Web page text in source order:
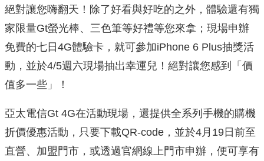
絕對讓您嗨翻天！除了好看與好吃的之外，體驗還有獨
家限量Gt螢光棒、三色筆等好禮等您來拿；現場申辦
免費的七日4G體驗卡，就可參加iPhone 6 Plus抽獎活
動，並於4/5週六現場抽出幸運兒！絕對讓您感到「價
值多一些」！
亞太電信Gt 4G在活動現場，還提供全系列手機的購機
折價優惠活動，只要下載QR-code，並於4月19日前至
直營、加盟門市，或透過官網線上門市申辦，便可享有